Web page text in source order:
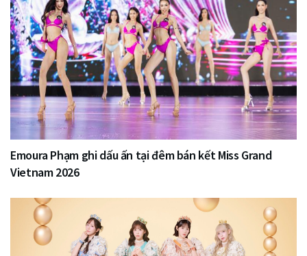
Emoura Phạm ghi dấu ấn tại đêm bán kết Miss Grand
Vietnam 2026